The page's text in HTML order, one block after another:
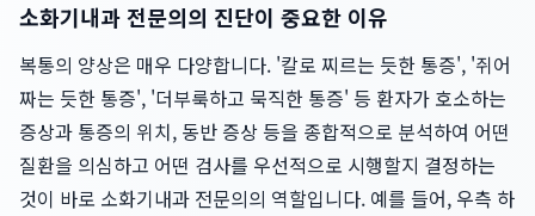
소화기내과 전문의의 진단이 중요한 이유
복통의 양상은 매우 다양합니다. '칼로 찌르는 듯한 통증', '쥐어
짜는 듯한 통증', '더부룩하고 묵직한 통증' 등 환자가 호소하는
증상과 통증의 위치, 동반 증상 등을 종합적으로 분석하여 어떤
질환을 의심하고 어떤 검사를 우선적으로 시행할지 결정하는
것이 바로 소화기내과 전문의의 역할입니다. 예를 들어, 우측 하